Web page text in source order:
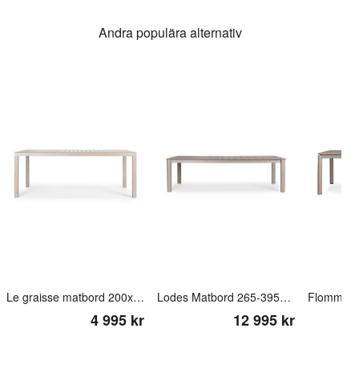
Andra populära alternativ
Le graisse matbord 200x100cm beige
4 995 kr
Lodes Matbord 265-395x110cm beige
12 995 kr